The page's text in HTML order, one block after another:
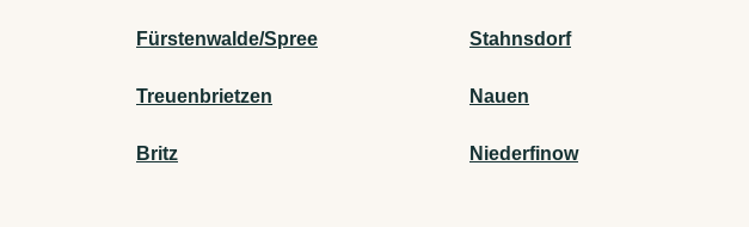
Fürstenwalde/Spree Stahnsdorf
Treuenbrietzen Nauen
Britz Niederfinow